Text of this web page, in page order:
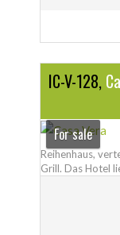
IC-V-128,
For sale
Reihenhaus,
Grill. Das Hotel